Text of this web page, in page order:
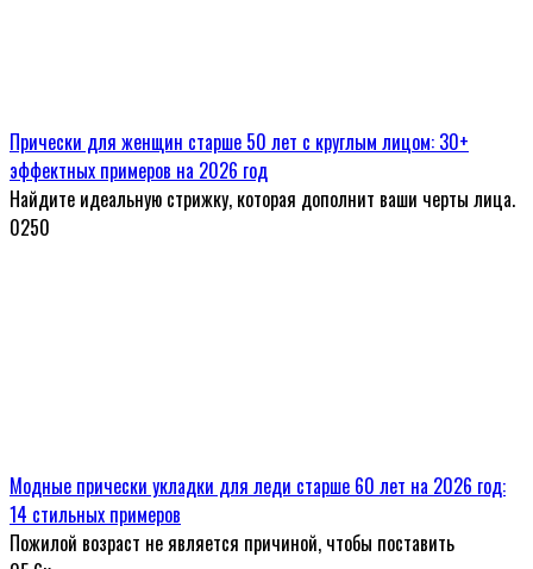
Прически для женщин старше 50 лет с круглым лицом: 30+
эффектных примеров на 2026 год
Найдите идеальную стрижку, которая дополнит ваши черты лица.
0250
Модные прически укладки для леди старше 60 лет на 2026 год:
14 стильных примеров
Пожилой возраст не является причиной, чтобы поставить